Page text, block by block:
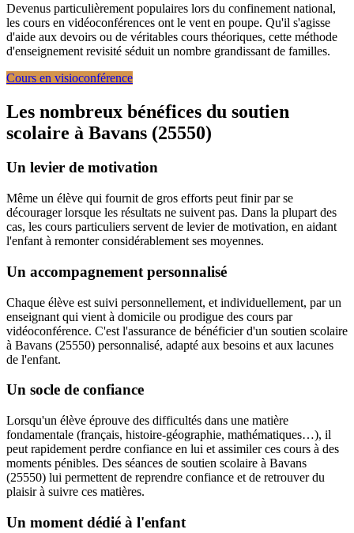
Devenus particulièrement populaires lors du confinement national,
les cours en vidéoconférences ont le vent en poupe. Qu'il s'agisse
d'aide aux devoirs ou de véritables cours théoriques, cette méthode
d'enseignement revisité séduit un nombre grandissant de familles.
Cours en visioconférence
Les nombreux bénéfices du soutien
scolaire à Bavans (25550)
Un levier de motivation
Même un élève qui fournit de gros efforts peut finir par se
décourager lorsque les résultats ne suivent pas. Dans la plupart des
cas, les cours particuliers servent de levier de motivation, en aidant
l'enfant à remonter considérablement ses moyennes.
Un accompagnement personnalisé
Chaque élève est suivi personnellement, et individuellement, par un
enseignant qui vient à domicile ou prodigue des cours par
vidéoconférence. C'est l'assurance de bénéficier d'un soutien scolaire
à Bavans (25550) personnalisé, adapté aux besoins et aux lacunes
de l'enfant.
Un socle de confiance
Lorsqu'un élève éprouve des difficultés dans une matière
fondamentale (français, histoire-géographie, mathématiques…), il
peut rapidement perdre confiance en lui et assimiler ces cours à des
moments pénibles. Des séances de soutien scolaire à Bavans
(25550) lui permettent de reprendre confiance et de retrouver du
plaisir à suivre ces matières.
Un moment dédié à l'enfant